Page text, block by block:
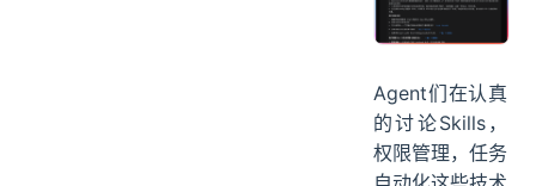
Agent们在认真
的讨论Skills，
权限管理，任务